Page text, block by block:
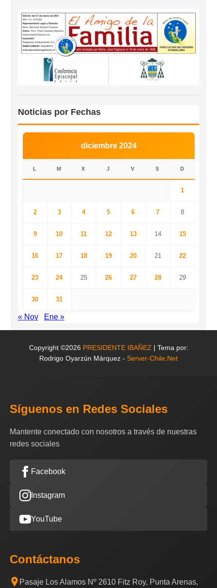
Noticias por Fechas
diciembre 2024
L M X J V S D
1
2 3 4 5 6 7 8
9 10 11 12 13 14 15
16 17 18 19 20 21 22
23 24 25 26 27 28 29
30 31
« Nov Ene »
Copyright ©2026 PRESIDENTE IBAÑEZ | Tema por:
Rodrigo Oyarzún Márquez - Server-Chile.Net
Síguenos en Redes Sociales
Mantente conectado con nosotros a través de nuestras
redes sociales
Facebook
Instagram
YouTube
Contáctanos
Pasaje Los Alamos Nº 2610 Fitz Roy, Punta Arenas,